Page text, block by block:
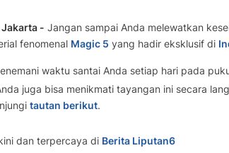
- Jangan sampai Anda melewatkan
fenomenal Magic 5 yang hadir eksklusif di
waktu santai Anda setiap hari pada
juga bisa menikmati tayangan ini secara
tautan berikut.
dan terpercaya di Berita Liputan6